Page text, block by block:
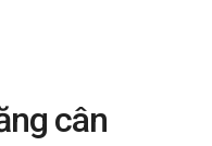
cân